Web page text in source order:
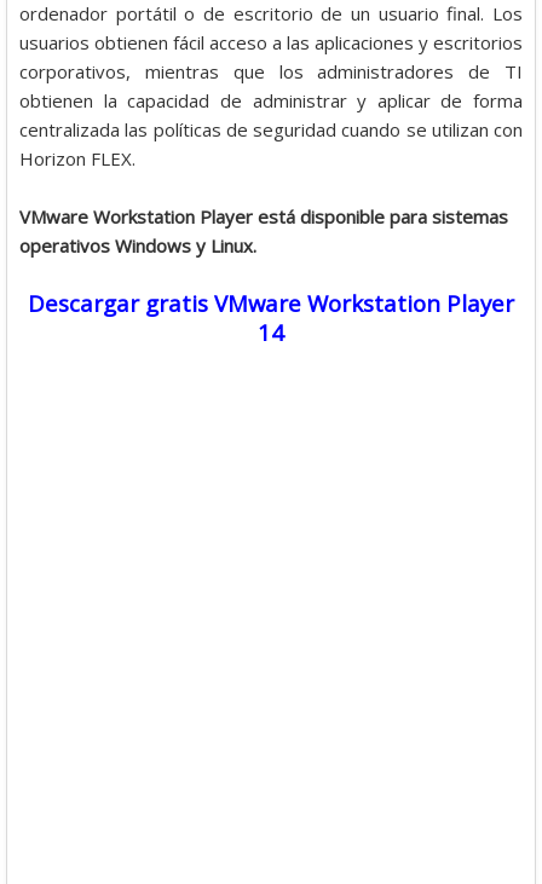
ordenador portátil o de escritorio de un usuario final. Los
usuarios obtienen fácil acceso a las aplicaciones y escritorios
corporativos, mientras que los administradores de TI
obtienen la capacidad de administrar y aplicar de forma
centralizada las políticas de seguridad cuando se utilizan con
Horizon FLEX.
VMware Workstation Player está disponible para sistemas
operativos Windows y Linux.
Descargar gratis VMware Workstation Player
14